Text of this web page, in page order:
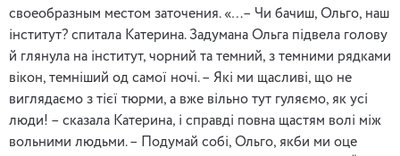
своеобразным местом заточения. «…– Чи бачиш, Ольго, наш
інститут? спитала Катерина. Задумана Ольга підвела голову
й глянула на інститут, чорний та темний, з темними рядками
вікон, темніший од самої ночі. – Які ми щасливі, що не
виглядаємо з тієї тюрми, а вже вільно тут гуляємо, як усі
люди! – сказала Катерина, і справді повна щастям волі між
вольними людьми. – Подумай собі, Ольго, якби ми оце